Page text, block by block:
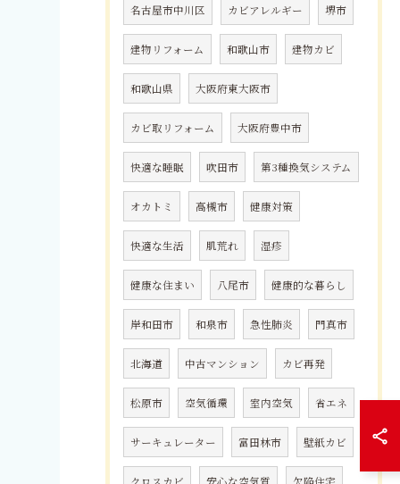
名古屋市中川区 カビアレルギー 堺市
建物リフォーム 和歌山市 建物カビ
和歌山県 大阪府東大阪市
カビ取リフォーム 大阪府豊中市
快適な睡眠 吹田市 第3種換気システム
オカトミ 高槻市 健康対策
快適な生活 肌荒れ 湿疹
健康な住まい 八尾市 健康的な暮らし
岸和田市 和泉市 急性肺炎 門真市
北海道 中古マンション カビ再発
松原市 空気循環 室内空気 省エネ
サーキュレーター 富田林市 壁紙カビ